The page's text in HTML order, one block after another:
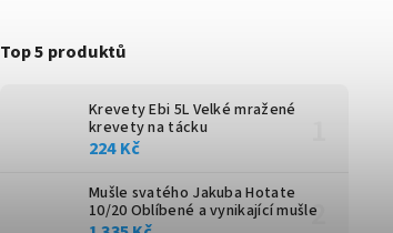
Top 5 produktů
Krevety Ebi 5L Velké mražené
krevety na tácku
224 Kč
Mušle svatého Jakuba Hotate
10/20 Oblíbené a vynikající mušle